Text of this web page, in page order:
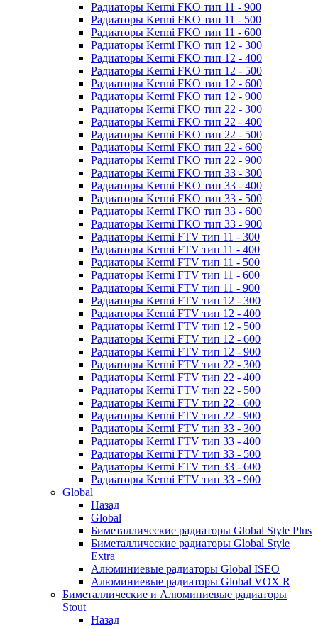
Радиаторы Kermi FKO тип 11 - 900
Радиаторы Kermi FKO тип 11 - 500
Радиаторы Kermi FKO тип 11 - 600
Радиаторы Kermi FKO тип 12 - 300
Радиаторы Kermi FKO тип 12 - 400
Радиаторы Kermi FKO тип 12 - 500
Радиаторы Kermi FKO тип 12 - 600
Радиаторы Kermi FKO тип 12 - 900
Радиаторы Kermi FKO тип 22 - 300
Радиаторы Kermi FKO тип 22 - 400
Радиаторы Kermi FKO тип 22 - 500
Радиаторы Kermi FKO тип 22 - 600
Радиаторы Kermi FKO тип 22 - 900
Радиаторы Kermi FKO тип 33 - 300
Радиаторы Kermi FKO тип 33 - 400
Радиаторы Kermi FKO тип 33 - 500
Радиаторы Kermi FKO тип 33 - 600
Радиаторы Kermi FKO тип 33 - 900
Радиаторы Kermi FTV тип 11 - 300
Радиаторы Kermi FTV тип 11 - 400
Радиаторы Kermi FTV тип 11 - 500
Радиаторы Kermi FTV тип 11 - 600
Радиаторы Kermi FTV тип 11 - 900
Радиаторы Kermi FTV тип 12 - 300
Радиаторы Kermi FTV тип 12 - 400
Радиаторы Kermi FTV тип 12 - 500
Радиаторы Kermi FTV тип 12 - 600
Радиаторы Kermi FTV тип 12 - 900
Радиаторы Kermi FTV тип 22 - 300
Радиаторы Kermi FTV тип 22 - 400
Радиаторы Kermi FTV тип 22 - 500
Радиаторы Kermi FTV тип 22 - 600
Радиаторы Kermi FTV тип 22 - 900
Радиаторы Kermi FTV тип 33 - 300
Радиаторы Kermi FTV тип 33 - 400
Радиаторы Kermi FTV тип 33 - 500
Радиаторы Kermi FTV тип 33 - 600
Радиаторы Kermi FTV тип 33 - 900
Global
Назад
Global
Биметаллические радиаторы Global Style Plus
Биметаллические радиаторы Global Style
Extra
Алюминиевые радиаторы Global ISEO
Алюминиевые радиаторы Global VOX R
Биметаллические и Алюминиевые радиаторы
Stout
Назад